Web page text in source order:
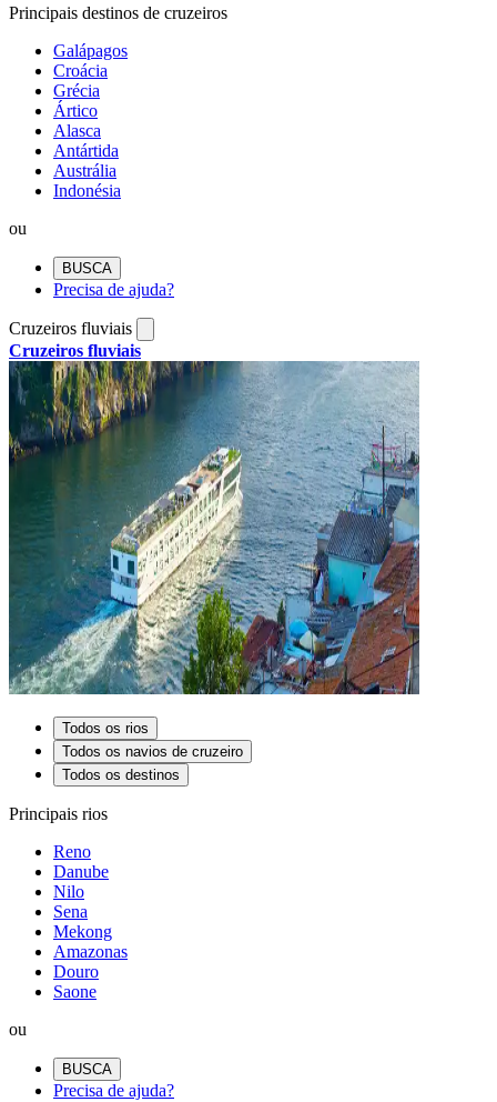
Principais destinos de cruzeiros
Galápagos
Croácia
Grécia
Ártico
Alasca
Antártida
Austrália
Indonésia
ou
BUSCA
Precisa de ajuda?
Cruzeiros fluviais
Cruzeiros fluviais
Todos os rios
Todos os navios de cruzeiro
Todos os destinos
Principais rios
Reno
Danube
Nilo
Sena
Mekong
Amazonas
Douro
Saone
ou
BUSCA
Precisa de ajuda?